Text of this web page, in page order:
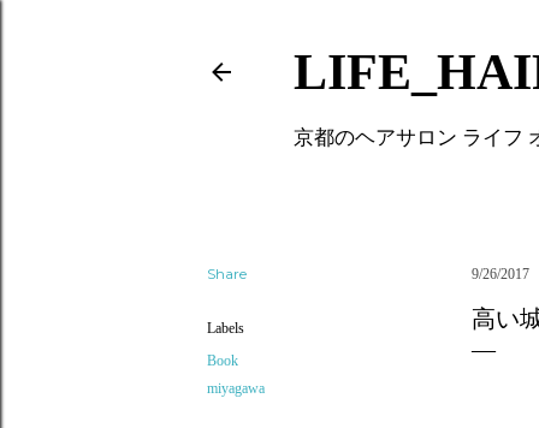
京都のヘアサロン ライフ
Share
Labels
Book
miyagawa
9/26/2017
高い